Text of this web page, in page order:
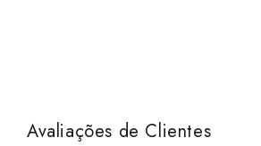
Avaliações de Clientes